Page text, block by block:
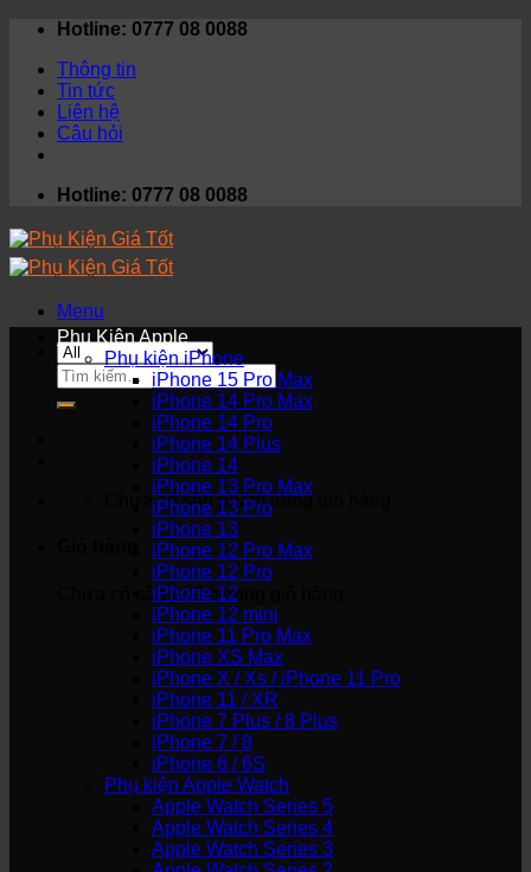
Skip
content
Hotline: 0777 08 0088
Thông tin
Tin tức
Liên hệ
Câu hỏi
Hotline: 0777 08 0088
Menu
Tìm
kiếm:
Chưa có sản phẩm trong giỏ hàng.
Chưa có sản phẩm trong giỏ hàng.
Phụ Kiện Apple
Phụ kiện iPhone
iPhone 15 Pro Max
iPhone 14 Pro Max
iPhone 14 Pro
iPhone 14 Plus
iPhone 14
iPhone 13 Pro Max
iPhone 13 Pro
iPhone 13
iPhone 12 Pro Max
iPhone 12 Pro
iPhone 12
iPhone 12 mini
iPhone 11 Pro Max
iPhone XS Max
iPhone X / Xs / iPhone 11 Pro
iPhone 11 / XR
iPhone 7 Plus / 8 Plus
iPhone 7 / 8
iPhone 6 / 6S
Phụ kiện Apple Watch
Apple Watch Series 5
Apple Watch Series 4
Apple Watch Series 3